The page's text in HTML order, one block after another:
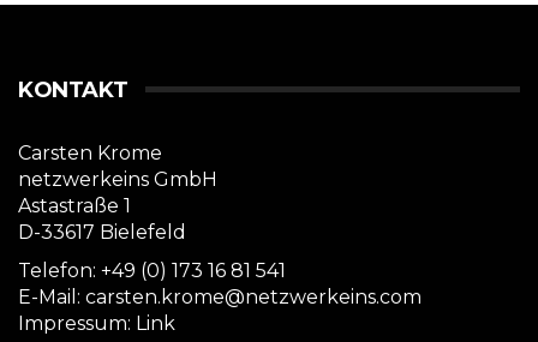
KONTAKT
Carsten Krome
netzwerkeins GmbH
Astastraße 1
D-33617 Bielefeld
Telefon: +49 (0) 173 16 81 541
E-Mail: carsten.krome@netzwerkeins.com
Impressum: Link